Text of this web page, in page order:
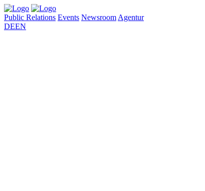
Public Relations Events Newsroom Agentur
DEEN